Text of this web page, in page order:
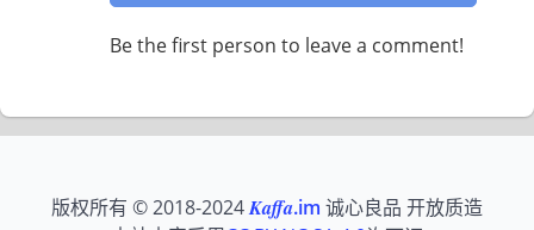
Be the first person to leave a comment!
版权所有 © 2018-2024Kaffa.im 诚心良品 开放质造